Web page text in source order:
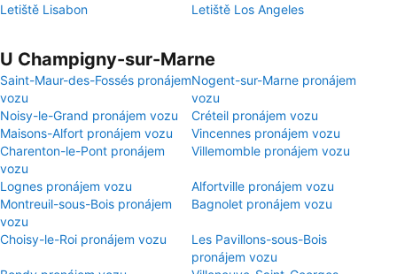
Letiště Lisabon
Letiště Los Angeles
U Champigny-sur-Marne
Saint-Maur-des-Fossés pronájem
vozu
Nogent-sur-Marne pronájem
vozu
Noisy-le-Grand pronájem vozu
Créteil pronájem vozu
Maisons-Alfort pronájem vozu
Vincennes pronájem vozu
Charenton-le-Pont pronájem
vozu
Villemomble pronájem vozu
Lognes pronájem vozu
Alfortville pronájem vozu
Montreuil-sous-Bois pronájem
vozu
Bagnolet pronájem vozu
Choisy-le-Roi pronájem vozu
Les Pavillons-sous-Bois
pronájem vozu